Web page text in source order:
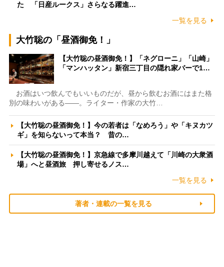
た 「日産ルークス」さらなる躍進…
一覧を見る
大竹聡の「昼酒御免！」
【大竹聡の昼酒御免！】「ネグローニ」「山崎」
「マンハッタン」新宿三丁目の隠れ家バーで1…
お酒はいつ飲んでもいいものだが、昼から飲むお酒にはまた格
別の味わいがある――。ライター・作家の大竹…
【大竹聡の昼酒御免！】今の若者は「なめろう」や「キヌカツ
ギ」を知らないって本当？ 昔の…
【大竹聡の昼酒御免！】京急線で多摩川越えて「川崎の大衆酒
場」へと昼酒旅 押し寄せるノス…
一覧を見る
著者・連載の一覧を見る